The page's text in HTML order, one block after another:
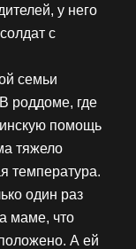
у него
с
семьи
роддоме, где
помощь
тяжело
температура.
один раз
маме, что
А ей